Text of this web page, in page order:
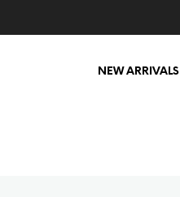
NEW ARRIVALS